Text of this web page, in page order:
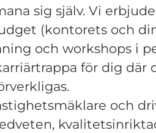
sig själv. Vi
(kontorets och
och workshops i
för dig där
och